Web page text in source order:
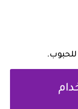
للحبوب.